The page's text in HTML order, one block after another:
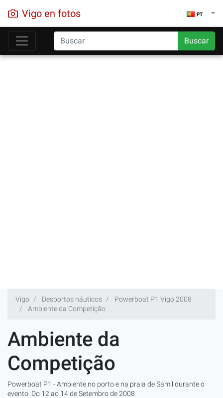
Vigo en fotos PT
Buscar
Vigo Desportos náuticos
Powerboat P1 Vigo 2008
Ambiente da Competição
Ambiente da
Competição
Powerboat P1 - Ambiente no porto e na praia de Samil durante o
evento. Do 12 ao 14 de Setembro de 2008